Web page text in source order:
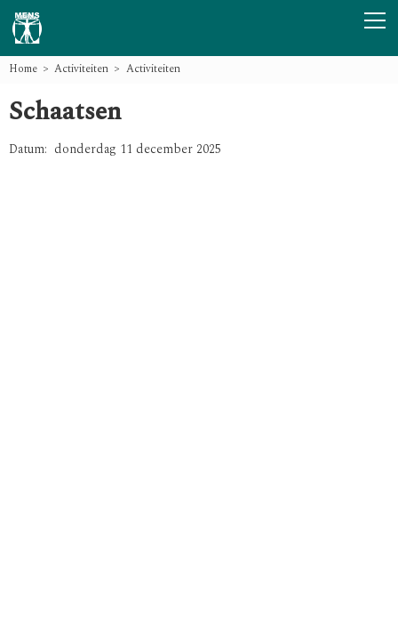
Home Activiteiten Activiteiten
Schaatsen
Datum: donderdag 11 december 2025